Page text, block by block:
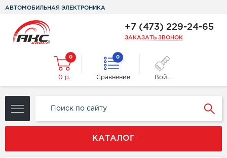
АВТОМОБИЛЬНАЯ ЭЛЕКТРОНИКА
+7 (473) 229-24-65
ЗАКАЗАТЬ ЗВОНОК
0
0 р.
0
Сравнение Войти
КАТАЛОГ